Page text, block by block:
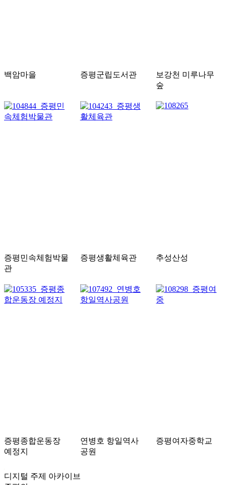
백암마을 증평군립도서관
보강천 미루나무
숲
증평민속체험박물
관
증평생활체육관 추성산성
증평종합운동장
예정지
연병호 항일역사
공원
증평여자중학교
디지털 주제 아카이브